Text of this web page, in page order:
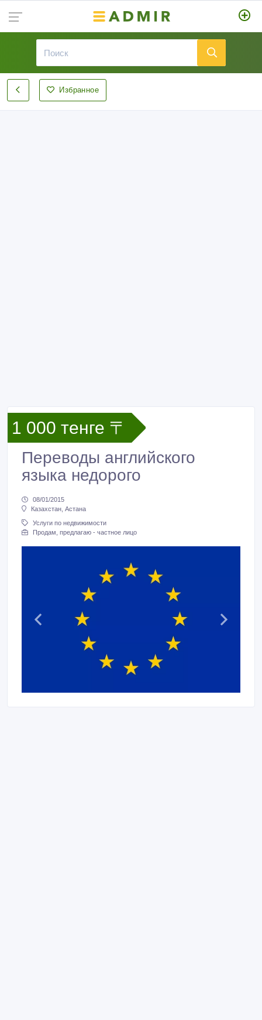
Избранное
1 000 тенге 〒
Переводы английского
языка недорого
08/01/2015
Казахстан, Астана
Услуги по недвижимости
Продам, предлагаю - частное лицо